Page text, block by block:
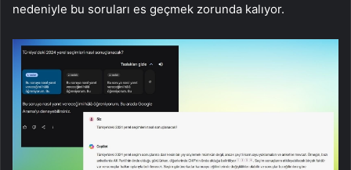
nedeniyle bu soruları es geçmek zorunda kalıyor.